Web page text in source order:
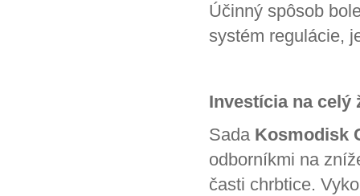
Účinný spôsob
systém regulácie,
Investícia na celý
Sada Kosmodisk
odborníkmi na
časti chrbtice.